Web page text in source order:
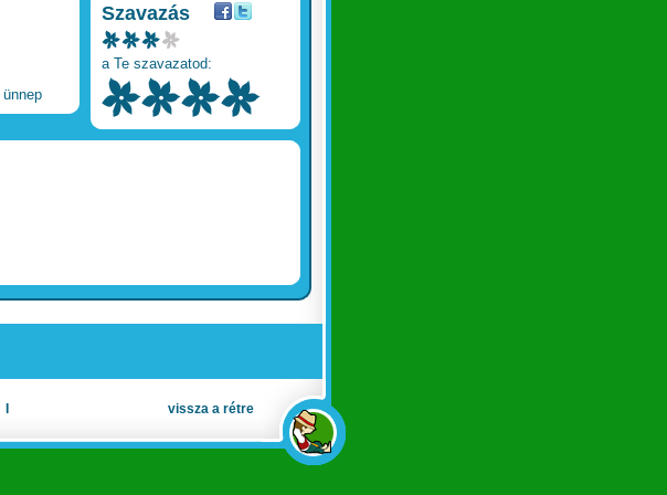
ünnep
Szavazás
a Te szavazatod:
vissza a rétre